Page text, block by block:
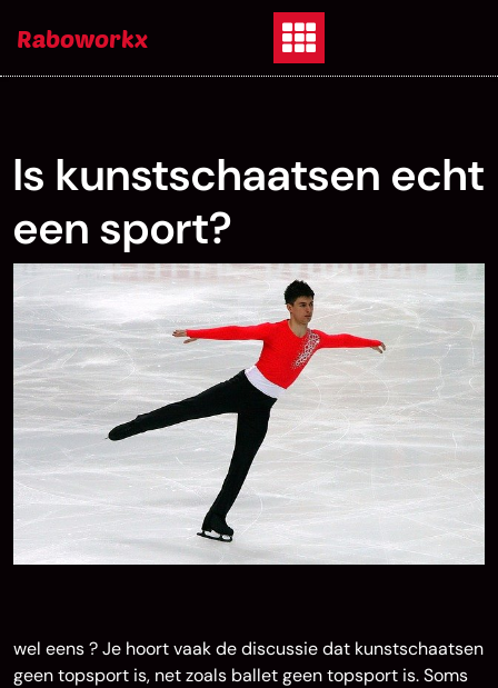
Raboworkx
Is kunstschaatsen echt
een sport?
wel eens ? Je hoort vaak de discussie dat kunstschaatsen
geen topsport is, net zoals ballet geen topsport is. Soms